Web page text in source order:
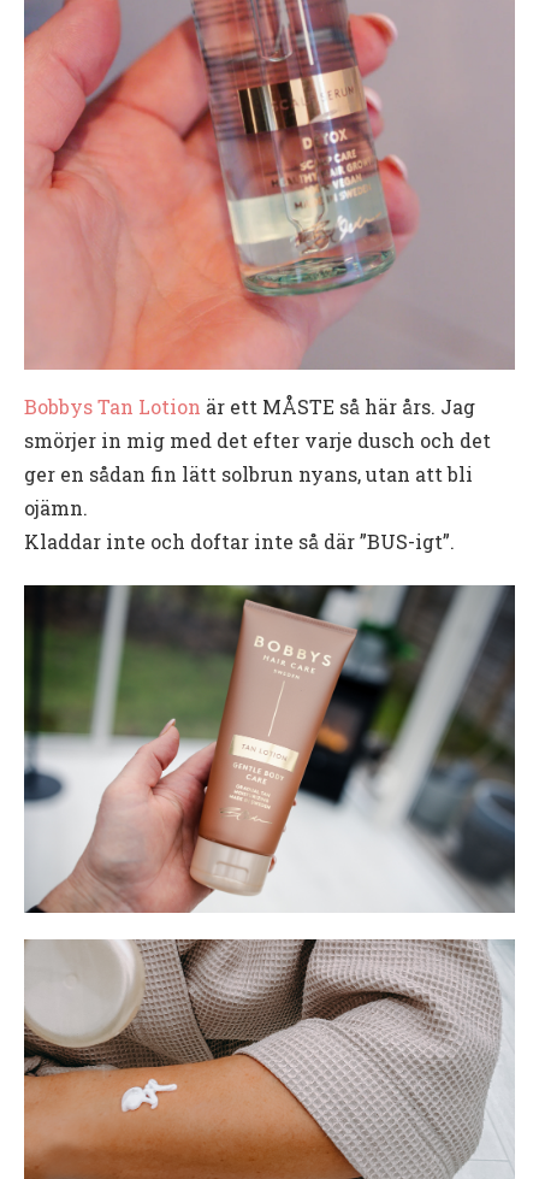
Bobbys Tan Lotion är ett MÅSTE så här års. Jag
smörjer in mig med det efter varje dusch och det
ger en sådan fin lätt solbrun nyans, utan att bli
ojämn.
Kladdar inte och doftar inte så där ”BUS-igt”.